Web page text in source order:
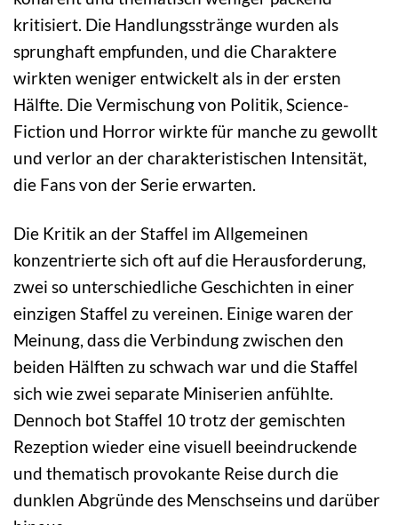
kritisiert. Die Handlungsstränge wurden als
sprunghaft empfunden, und die Charaktere
wirkten weniger entwickelt als in der ersten
Hälfte. Die Vermischung von Politik, Science-
Fiction und Horror wirkte für manche zu gewollt
und verlor an der charakteristischen Intensität,
die Fans von der Serie erwarten.
Die Kritik an der Staffel im Allgemeinen
konzentrierte sich oft auf die Herausforderung,
zwei so unterschiedliche Geschichten in einer
einzigen Staffel zu vereinen. Einige waren der
Meinung, dass die Verbindung zwischen den
beiden Hälften zu schwach war und die Staffel
sich wie zwei separate Miniserien anfühlte.
Dennoch bot Staffel 10 trotz der gemischten
Rezeption wieder eine visuell beeindruckende
und thematisch provokante Reise durch die
dunklen Abgründe des Menschseins und darüber